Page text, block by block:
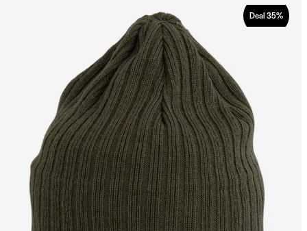
Deal 35%